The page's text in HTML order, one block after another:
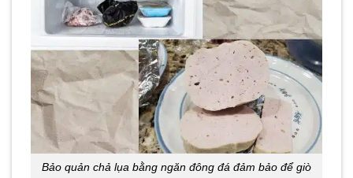
Bảo quản chả lụa bằng ngăn đông đá đảm bảo để giò